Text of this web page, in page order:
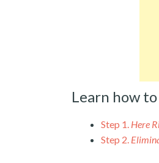
Learn how
Step 1. Here
Step 2.